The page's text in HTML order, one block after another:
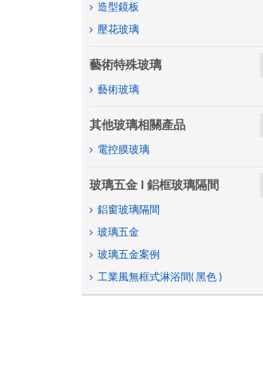
造型鏡板
壓花玻璃
藝術特殊玻璃
藝術玻璃
其他玻璃相關產品
電控膜玻璃
玻璃五金 I 鋁框玻璃隔間
鋁窗玻璃隔間
玻璃五金
玻璃五金案例
工業風無框式淋浴間( 黑色 )